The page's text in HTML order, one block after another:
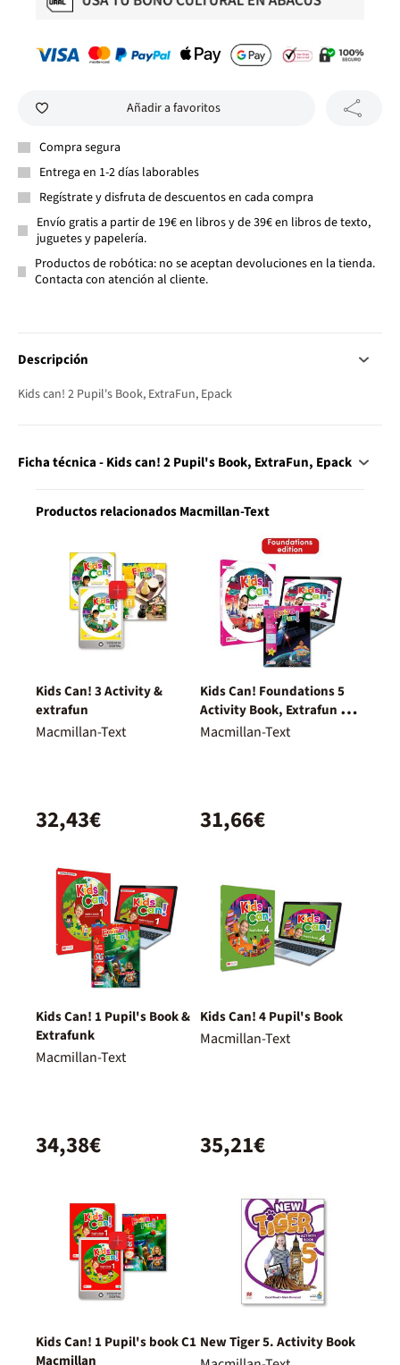
Añadir a favoritos
Compra segura
Entrega en 1-2 días laborables
Regístrate y disfruta de descuentos en cada compra
Envío gratis a partir de 19€ en libros y de 39€ en libros de texto,
juguetes y papelería.
Productos de robótica: no se aceptan devoluciones en la tienda.
Contacta con atención al cliente.
Descripción
Kids can! 2 Pupil's Book, ExtraFun, Epack
Ficha técnica - Kids can! 2 Pupil's Book, ExtraFun, Epack
Productos relacionados Macmillan-Text
Kids Can! 3 Activity &
extrafun
Macmillan-Text
32,43€
Kids Can! Foundations 5
Activity Book, Extrafun &
Pupil's App: Con Acceso A
Macmillan-Text
31,66€
Kids Can! 1 Pupil's Book &
Extrafunk
Macmillan-Text
34,38€
Kids Can! 4 Pupil's Book
Macmillan-Text
35,21€
Kids Can! 1 Pupil's book C1
Macmillan
New Tiger 5. Activity Book